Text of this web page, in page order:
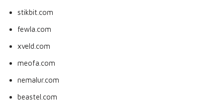
stikbit.com
fewla.com
xveld.com
meofa.com
nemalur.com
beastel.com